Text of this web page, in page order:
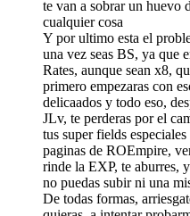
te van a sobrar un huevo
cualquier cosa
Y por ultimo esta el
una vez seas BS, ya que
Rates, aunque sean x8,
primero empezaras con
delicaados y todo eso,
JLv, te perderas por el
tus super fields
paginas de ROEmpire,
rinde la EXP, te aburres,
no puedas subir ni una
De todas formas,